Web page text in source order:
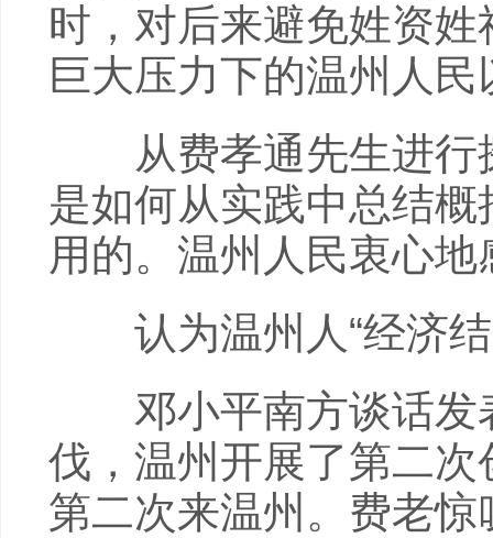
时，对后来避免姓资
巨大压力下的温州人
从费孝通先生进行
是如何从实践中总结
用的。温州人民衷心
认为温州人“经济结
邓小平南方谈话发
伐，温州开展了第二
第二次来温州。费老